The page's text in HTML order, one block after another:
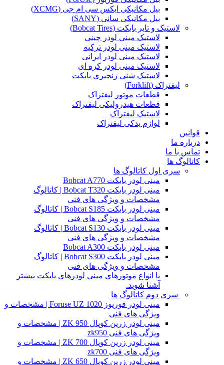
بیل مکانیکی ایکس سی ام جی (XCMG)
بیل مکانیکی سانی (SANY)
لاستیک و تایر بابکت (Bobcat Tires)
لاستیک مینی لودر چینی
لاستیک مینی لودر ترکیه
لاستیک مینی لودر ایرانی
لاستیک مینی لودر کره ای
لاستیک شنی زنجیری بابکت
لیفتراک (Forklift)
قطعات موتور لیفتراک
قطعات هیدرولیکی لیفتراک
لاستیک لیفتراک
لوازم یدکی لیفتراک
قوانین
درباره ما
تماس با ما
کاتالوگ ها
سری اول کاتالوگ ها
مینی لودر بابکت Bobcat A770
مینی لودر بابکت Bobcat T320 | کاتالوگ
مشخصات و ویژگی های فنی
مینی لودر بابکت Bobcat S185 | کاتالوگ
مشخصات و ویژگی های فنی
مینی لودر بابکت Bobcat S130 | کاتالوگ
مشخصات و ویژگی های فنی
مینی لودر بابکت Bobcat A300
مینی لودر بابکت Bobcat S300 | کاتالوگ
مشخصات و ویژگی های فنی
با انواع موتورهای مینی لودرهای بابکت بیشتر
آشنا شوید.
سری دوم کاتالوگ ها
مینی لودر فوریوز Foruse UZ 1020 | مشخصات و
ویژگی های فنی
مینی لودر زرین کوپال ZK 950 | مشخصات و
ویژگی های فنی zk950
مینی لودر زرین کوپال ZK 700 | مشخصات و
ویژگی های فنی zk700
مینی لودر زرین کوپال ZK 650 | مشخصات و